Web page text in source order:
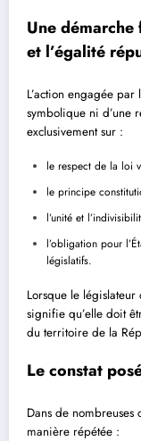
Une
et l’égalité
L’action engagée
symbolique ni d’une
exclusivement sur :
le respect de la loi
le principe
l’unité et
l’obligation pour
législatifs.
Lorsque le
signifie qu’elle doit
du territoire de la
Le constat
Dans de
manière répétée :